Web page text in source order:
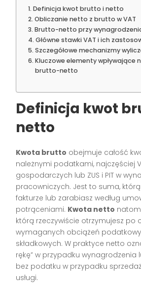
Definicja kwot brutto i netto
Obliczanie netto z brutto w VAT
Brutto-netto przy
Główne stawki VAT i ich
Szczegółowe mechanizmy
Kluczowe elementy wpływające
brutto-netto
Definicja kwot
netto
Kwota brutto obejmuje całość
należnymi podatkami, najczęściej
gospodarczych lub ZUS i PIT w
pracowniczych. Jest to suma,
fakturze lub zarabiasz według
potrąceniami. Kwota netto
którą rzeczywiście otrzymujesz po
wymaganych obciążeń
składkowych. W praktyce netto
rękę” w przypadku wynagrodzenia
bez podatku w przypadku
usługi.